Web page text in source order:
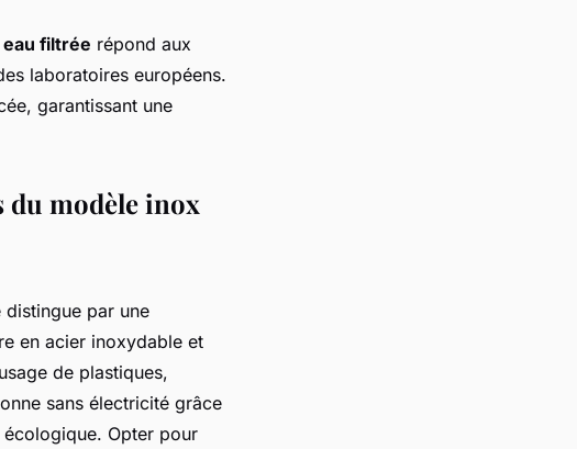
filtrée répond aux
laboratoires européens.
garantissant une
du modèle inox
distingue par une
en acier inoxydable et
de plastiques,
sans électricité grâce
Opter pour